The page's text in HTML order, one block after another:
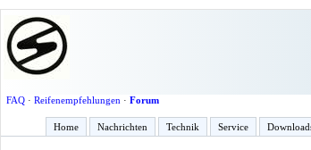
FAQ· Reifenempfehlungen · Forum
Home Nachrichten Technik Service